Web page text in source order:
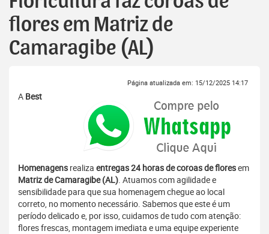
flores em Matriz de
Camaragibe (AL)
Página atualizada em: 15/12/2025 14:17
A Best
Homenagens realiza entregas 24 horas de coroas de floresem
Matriz de Camaragibe (AL). Atuamos com agilidade e
sensibilidade para que sua homenagem chegue ao local
correto, no momento necessário. Sabemos que este é um
período delicado e, por isso, cuidamos de tudo com atenção:
flores frescas, montagem imediata e uma equipe experiente